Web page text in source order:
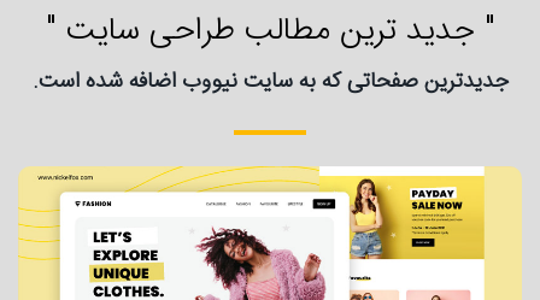
" جدید ترین مطالب طراحی سایت "
جدیدترین صفحاتی که به سایت نیووب اضافه شده است.